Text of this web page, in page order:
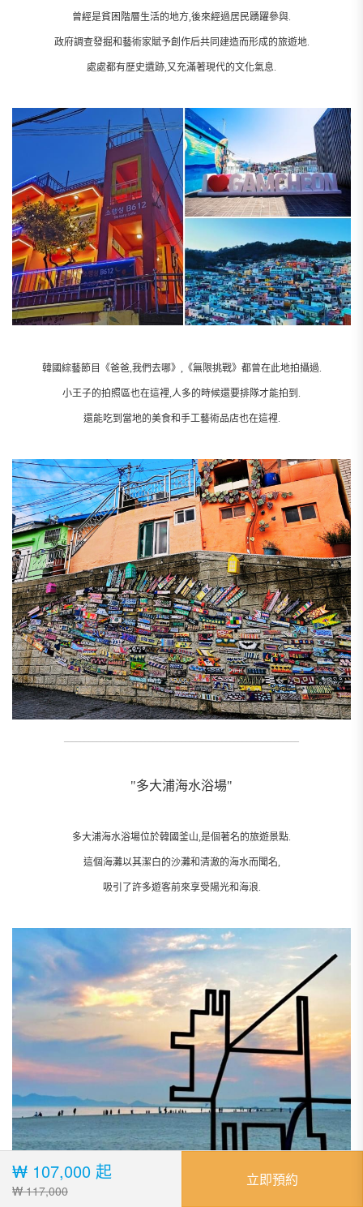
₩ 107,000 起
₩ 117,000
立即預約
曾經是貧困階層生活的地方,後來經過居民踴躍參與.
政府調查發掘和藝術家賦予創作后共同建造而形成的旅遊地.
處處都有歷史遺跡,又充滿著現代的文化氣息.
韓國綜藝節目《爸爸,我們去哪》,《無限挑戰》都曾在此地拍攝過.
小王子的拍照區也在這裡,人多的時候還要排隊才能拍到.
還能吃到當地的美食和手工藝術品店也在這裡.
"多大浦海水浴場"
多大浦海水浴場位於韓國釜山,是個著名的旅遊景點.
這個海灘以其潔白的沙灘和清澈的海水而聞名,
吸引了許多遊客前來享受陽光和海浪.